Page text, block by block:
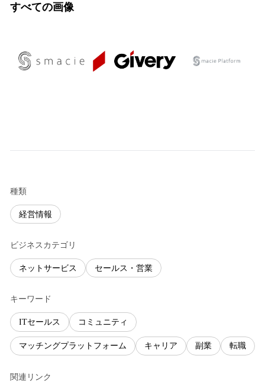
すべての画像
種類
経営情報
ビジネスカテゴリ
ネットサービス セールス・営業
キーワード
ITセールス コミュニティ
マッチングプラットフォーム キャリア 副業 転職
関連リンク